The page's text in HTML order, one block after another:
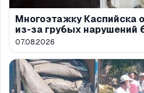
Многоэтажку Каспийска
из-за грубых нарушений
07.08.2026